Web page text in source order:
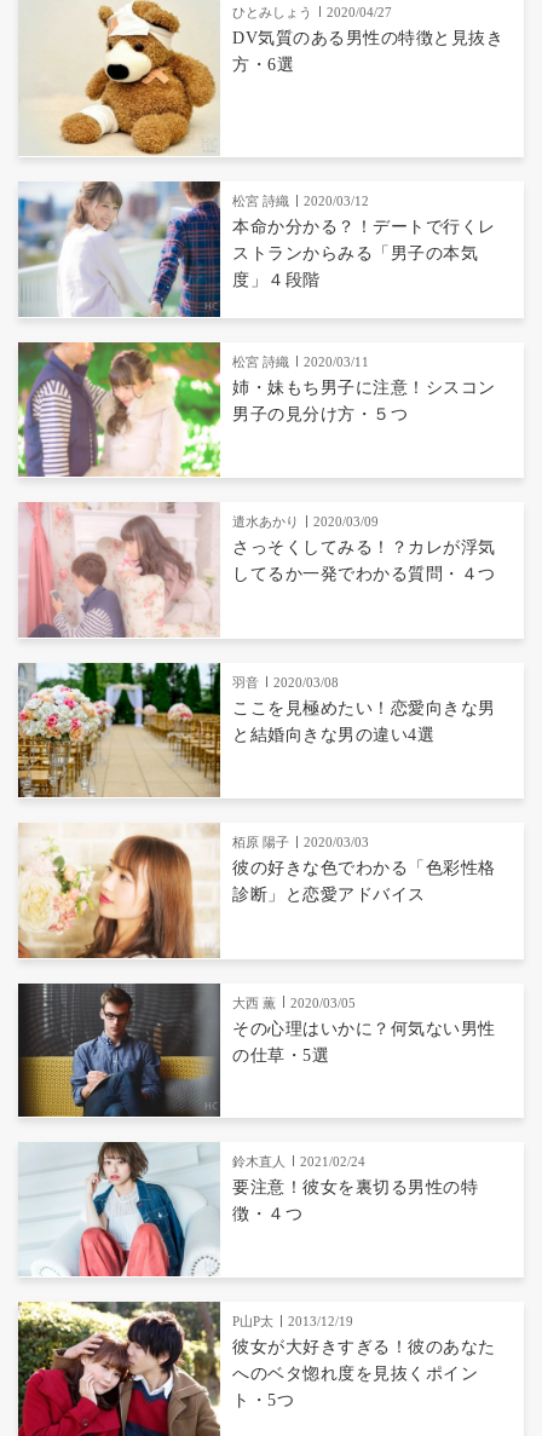
ひとみしょう 2020/04/27
DV気質のある男性の特徴と見抜き
方・6選
松宮 詩織 2020/03/12
本命か分かる？！デートで行くレ
ストランからみる「男子の本気
度」４段階
松宮 詩織 2020/03/11
姉・妹もち男子に注意！シスコン
男子の見分け方・５つ
遣水あかり 2020/03/09
さっそくしてみる！？カレが浮気
してるか一発でわかる質問・４つ
羽音 2020/03/08
ここを見極めたい！恋愛向きな男
と結婚向きな男の違い4選
栢原 陽子 2020/03/03
彼の好きな色でわかる「色彩性格
診断」と恋愛アドバイス
大西 薫 2020/03/05
その心理はいかに？何気ない男性
の仕草・5選
鈴木直人 2021/02/24
要注意！彼女を裏切る男性の特
徴・４つ
P山P太 2013/12/19
彼女が大好きすぎる！彼のあなた
へのベタ惚れ度を見抜くポイン
ト・5つ